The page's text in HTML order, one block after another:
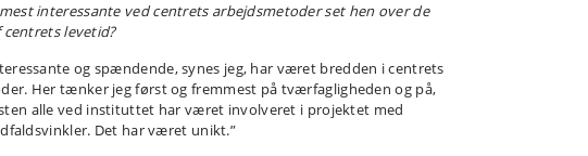
interessante ved centrets arbejdsmetoder set hen over de
centrets levetid?
og spændende, synes jeg, har været bredden i centrets
Her tænker jeg først og fremmest på tværfagligheden og på,
alle ved instituttet har været involveret i projektet med
Det har været unikt.”